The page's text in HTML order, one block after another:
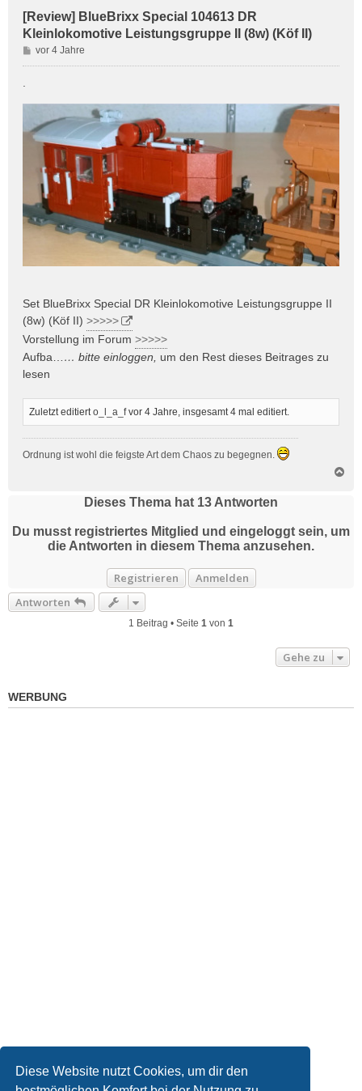
Diese Website nutzt Cookies, um dir den
[Review] BlueBrixx Special 104613 DR
Kleinlokomotive Leistungsgruppe II (8w) (Köf II)
B
e
r
a
g
vor 4 Jahre
Set BlueBrixx Special DR Kleinlokomotive Leistungsgruppe II
(8w) (Köf II) >>>>>
Vorstellung im Forum >>>>>
Aufba… … bitte einloggen
um den Rest dieses Beitrages zu
lesen
Zuletzt editiert o_l_a_f vor 4 Jahre , insgesamt 4 mal editiert.
Ordnung ist wohl die feigste Art dem Chaos zu begegnen.
b
Dieses Thema hat 13 Antworten
Du musst registriertes Mitglied und eingeloggt sein, um
die Antworten in diesem Thema anzusehen.
Registrieren
Anmelden
Antworten
1 Beitrag • Seite 1 von 1
Gehe zu
WERBUNG